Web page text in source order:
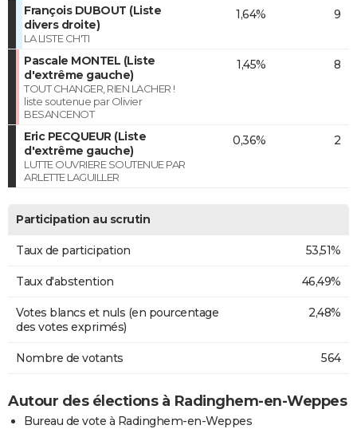
François DUBOUT (Liste
divers droite)
LA LISTE CH'TI
1,64% 9
Pascale MONTEL (Liste
d'extrême gauche)
TOUT CHANGER, RIEN LACHER !
liste soutenue par Olivier
BESANCENOT
1,45% 8
Eric PECQUEUR (Liste
d'extrême gauche)
LUTTE OUVRIERE SOUTENUE PAR
ARLETTE LAGUILLER
0,36% 2
Participation au scrutin
Taux de participation 53,51%
Taux d'abstention 46,49%
Votes blancs et nuls (en pourcentage
des votes exprimés)
2,48%
Nombre de votants 564
Autour des élections à Radinghem-en-Weppes
Bureau de vote à Radinghem-en-Weppes